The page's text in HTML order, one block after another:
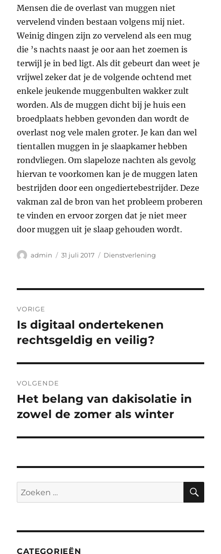
Mensen die de overlast van muggen niet
vervelend vinden bestaan volgens mij niet.
Weinig dingen zijn zo vervelend als een mug
die ’s nachts naast je oor aan het zoemen is
terwijl je in bed ligt. Als dit gebeurt dan weet je
vrijwel zeker dat je de volgende ochtend met
enkele jeukende muggenbulten wakker zult
worden. Als de muggen dicht bij je huis een
broedplaats hebben gevonden dan wordt de
overlast nog vele malen groter. Je kan dan wel
tientallen muggen in je slaapkamer hebben
rondvliegen. Om slapeloze nachten als gevolg
hiervan te voorkomen kan je de muggen laten
bestrijden door een ongediertebestrijder. Deze
vakman zal de bron van het probleem proberen
te vinden en ervoor zorgen dat je niet meer
door muggen uit je slaap gehouden wordt.
Auteur
admin
Geplaatst
31 juli 2017 Categorieën
Dienstverlening
navigatie
VORIGE
Vorig
bericht:
Is digitaal ondertekenen
rechtsgeldig en veilig?
VOLGENDE
Volgend
bericht:
Het belang van dakisolatie in
zowel de zomer als winter
Zoeken
naar:
CATEGORIEËN